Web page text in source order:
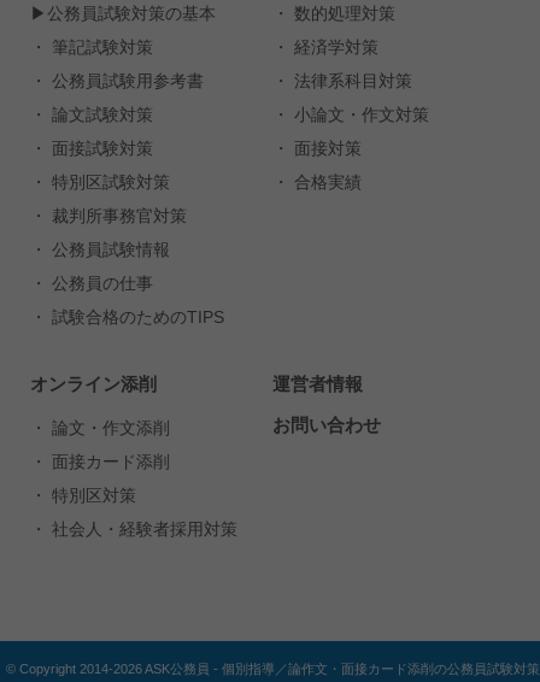
▶︎公務員試験対策の基本
・ 筆記試験対策
・ 公務員試験用参考書
・ 論文試験対策
・ 面接試験対策
・ 特別区試験対策
・ 裁判所事務官対策
・ 公務員試験情報
・ 公務員の仕事
・ 試験合格のためのTIPS
・ 数的処理対策
・ 経済学対策
・ 法律系科目対策
・ 小論文・作文対策
・ 面接対策
・ 合格実績
オンライン添削
・ 論文・作文添削
・ 面接カード添削
・ 特別区対策
・ 社会人・経験者採用対策
運営者情報
お問い合わせ
© Copyright 2014-2026 ASK公務員 - 個別指導／論作文・面接カード添削の公務員試験対策